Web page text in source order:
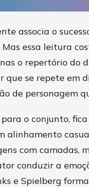
associa o
essa leitura
o repertório do
que se repete em
de personagem
o conjunto,
alinhamento
com camadas,
conduzir a
e Spielberg